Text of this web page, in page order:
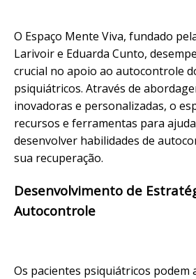
O Espaço Mente Viva, fundado
Larivoir e Eduarda Cunto,
crucial no apoio ao autocontrole
psiquiátricos. Através de
inovadoras e personalizadas, o
recursos e ferramentas para
desenvolver habilidades de
sua recuperação.
Desenvolvimento de
Autocontrole
Os pacientes psiquiátricos podem